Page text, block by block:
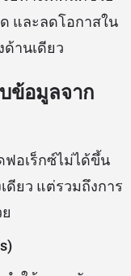
และลดโอกาสใน
านเดียว
ข้อมูลจาก
ฟอเร็กซ์ไม่ได้ขึ้น
ดียว แต่รวมถึงการ